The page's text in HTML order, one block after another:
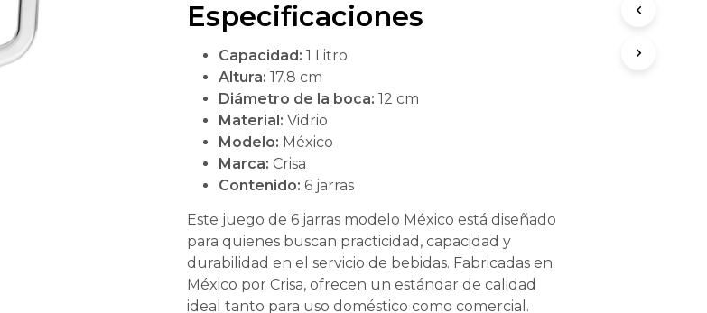
was:
is:
Especificaciones
Capacidad: 1 Litro
Altura: 17.8 cm
Diámetro de la boca: 12 cm
Material: Vidrio
Modelo: México
Marca: Crisa
Contenido: 6 jarras
Este juego de 6 jarras modelo México está diseñado
para quienes buscan practicidad, capacidad y
durabilidad en el servicio de bebidas. Fabricadas en
México por Crisa, ofrecen un estándar de calidad
ideal tanto para uso doméstico como comercial.